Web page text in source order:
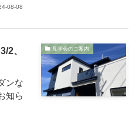
08-08
見学会のご案内
2、
ンな
知ら